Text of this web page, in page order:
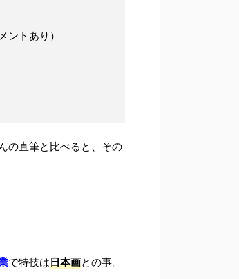
トあり）
の直筆と比べると、その
で特技は日本画との事。